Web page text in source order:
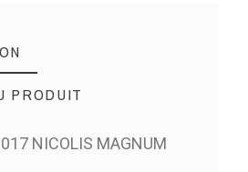
PRODUIT
NICOLIS MAGNUM